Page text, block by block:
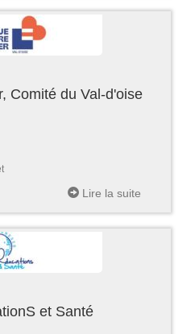
Comité du Val-d'oise
Lire la suite
et Santé